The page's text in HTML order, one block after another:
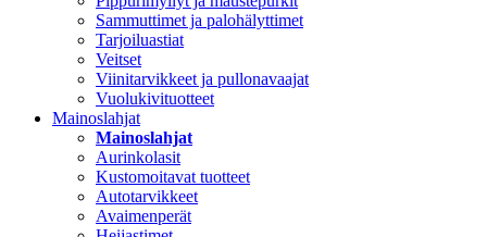
Sammuttimet ja palohälyttimet
Tarjoiluastiat
Veitset
Viinitarvikkeet ja pullonavaajat
Vuolukivituotteet
Mainoslahjat
Mainoslahjat
Aurinkolasit
Kustomoitavat tuotteet
Autotarvikkeet
Avaimenperät